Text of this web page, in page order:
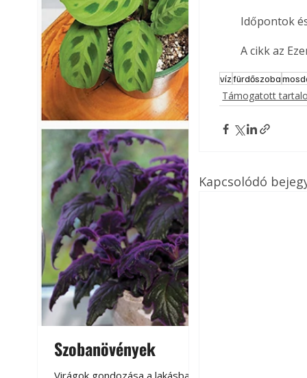
Szobanövények
Időpontok
A cikk az
vízfürdőszoba
Támogatott
Kapcsolódó